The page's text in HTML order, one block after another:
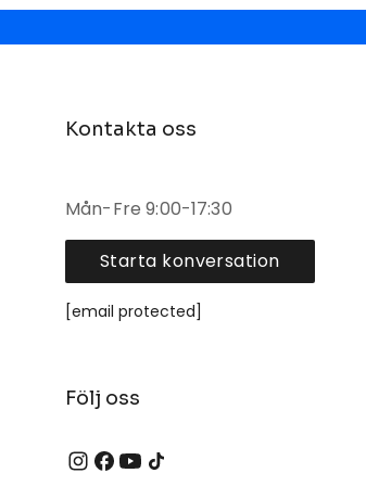
Kontakta oss
Mån-Fre 9:00-17:30
Starta konversation
[email protected]
Följ oss